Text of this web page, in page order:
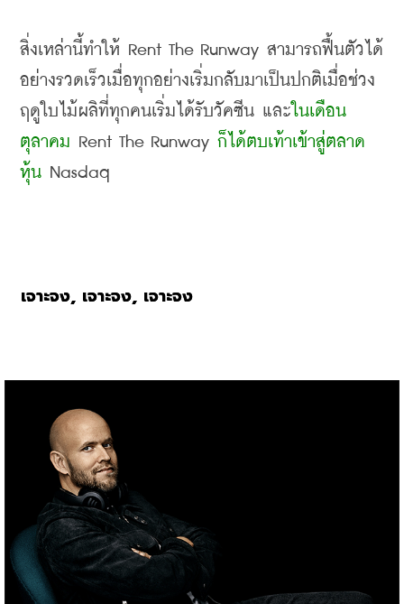
สิ่งเหล่านี้ทำให้ Rent The Runway สามารถฟื้นตัวได้
อย่างรวดเร็วเมื่อทุกอย่างเริ่มกลับมาเป็นปกติเมื่อช่วง
ฤดูใบไม้ผลิที่ทุกคนเริ่มได้รับวัคซีน และ ในเดือน
ตุลาคม Rent The Runway ก็ได้ตบเท้าเข้าสู่ตลาด
หุ้น Nasdaq
เจาะจง, เจาะจง, เจาะจง